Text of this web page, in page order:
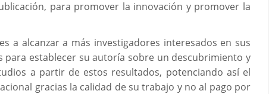
para promover la innovación y promover la
a alcanzar a más investigadores interesados en sus
establecer su autoría sobre un descubrimiento y
a partir de estos resultados, potenciando así el
gracias la calidad de su trabajo y no al pago por